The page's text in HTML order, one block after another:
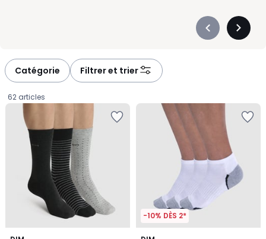
Précédent
Catégorie Filtrer et trier
62 articles
-10% DÈS 2*